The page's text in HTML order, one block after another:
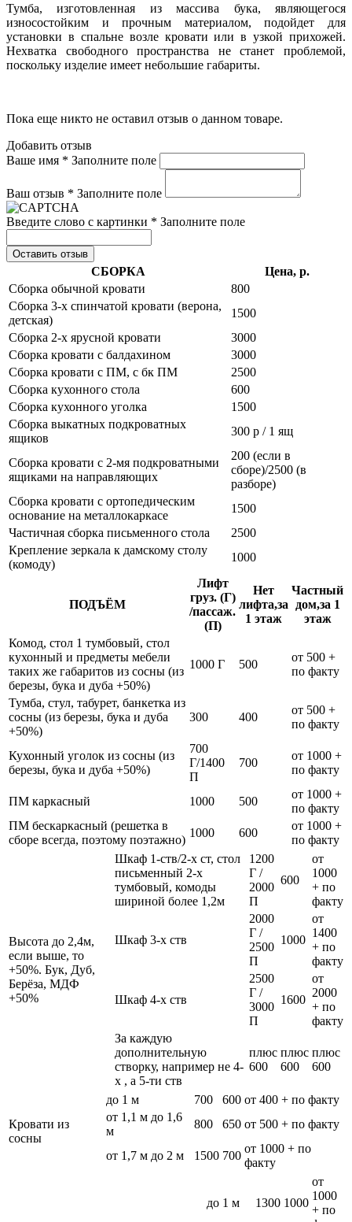
Тумба, изготовленная из массива бука, являющегося
износостойким и прочным материалом, подойдет для
установки в спальне возле кровати или в узкой прихожей.
Нехватка свободного пространства не станет проблемой,
поскольку изделие имеет небольшие габариты.
Пока еще никто не оставил отзыв о данном товаре.
Добавить отзыв
Ваше имя * Заполните поле
Ваш отзыв * Заполните поле
Введите слово с картинки * Заполните поле
Оставить отзыв
СБОРКА
Цена, р.
Сборка обычной кровати
800
Сборка 3-х спинчатой кровати (верона,
детская)
1500
Сборка 2-х ярусной кровати
3000
Сборка кровати с балдахином
3000
Сборка кровати с ПМ, с бк ПМ
2500
Сборка кухонного стола
600
Сборка кухонного уголка
1500
Сборка выкатных подкроватных
ящиков
300 р / 1 ящ
Сборка кровати с 2-мя подкроватными
ящиками на направляющих
200 (если в
сборе)/2500 (в
разборе)
Сборка кровати с ортопедическим
основание на металлокаркасе
1500
Частичная сборка письменного стола
2500
Крепление зеркала к дамскому столу
(комоду)
1000
ПОДЪЁМ
Лифт
груз. (Г)
/пассаж.
(П)
Нет
лифта,за
1 этаж
Частный
дом,за 1
этаж
Комод, стол 1 тумбовый, стол
кухонный и предметы мебели
таких же габаритов из сосны (из
березы, бука и дуба +50%)
1000 Г 500
от 500 +
по факту
Тумба, стул, табурет, банкетка из
сосны (из березы, бука и дуба
+50%)
300 400
от 500 +
по факту
Кухонный уголок из сосны (из
березы, бука и дуба +50%)
700
Г/1400
П
700
от 1000 +
по факту
ПМ каркасный 1000 500
от 1000 +
по факту
ПМ бескаркасный (решетка в
сборе всегда, поэтому поэтажно)
1000 600
от 1000 +
по факту
Высота до 2,4м,
если выше, то
+50%. Бук, Дуб,
Берёза, МДФ
+50%
Шкаф 1-ств/2-х ст, стол
письменный 2-х
тумбовый, комоды
шириной более 1,2м
1200
Г /
2000
П
600
от
1000
+ по
факту
Шкаф 3-х ств
2000
Г /
2500
П
1000
от
1400
+ по
факту
Шкаф 4-х ств
2500
Г /
3000
П
1600
от
2000
+ по
факту
За каждую
дополнительную
створку, например не 4-
х , а 5-ти ств
плюс
600
плюс
600
плюс
600
Кровати из
сосны
до 1 м 700 600 от 400 + по факту
от 1,1 м до 1,6
м
800 650 от 500 + по факту
от 1,7 м до 2 м 1500 700
от 1000 + по
факту
до 1 м 1300 1000
от
1000
+ по